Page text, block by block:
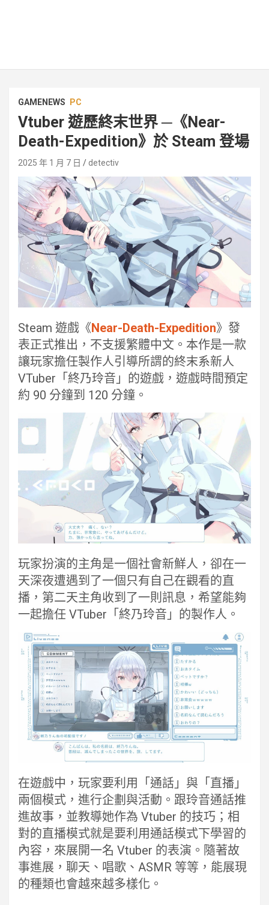
GAMENEWS PC
Vtuber 遊歷終末世界 ─《Near-
Death-Expedition》於 Steam 登場
2025 年 1 月 7 日 detectiv
Steam 遊戲《Near-Death-Expedition》發
表正式推出，不支援繁體中文。本作是一款
讓玩家擔任製作人引導所謂的終末系新人
VTuber「終乃玲音」的遊戲，遊戲時間預定
約 90 分鐘到 120 分鐘。
玩家扮演的主角是一個社會新鮮人，卻在一
天深夜遭遇到了一個只有自己在觀看的直
播，第二天主角收到了一則訊息，希望能夠
一起擔任 VTuber「終乃玲音」的製作人。
在遊戲中，玩家要利用「通話」與「直播」
兩個模式，進行企劃與活動。跟玲音通話推
進故事，並教導她作為 Vtuber 的技巧；相
對的直播模式就是要利用通話模式下學習的
內容，來展開一名 Vtuber 的表演。隨著故
事進展，聊天、唱歌、ASMR 等等，能展現
的種類也會越來越多樣化。